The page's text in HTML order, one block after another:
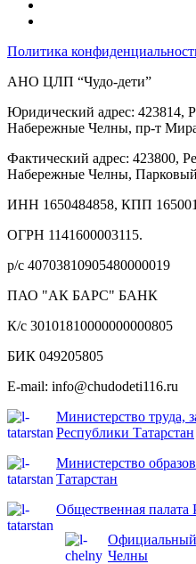
Политика
АНО ЦЛП “Чудо-дети”
Юридический адрес: 423814,
Набережные Челны, пр-т
Фактический адрес: 423800,
Набережные Челны,
ИНН 1650484858, КПП
ОГРН 1141600003115.
р/с 40703810905480000019
ПАО "АК БАРС" БАНК
К/с 30101810000000000805
БИК 049205805
E-mail: info@chudodeti116.ru
Министерство труда,
Республики Татарстан
Министерство
Татарстан
Общественная палата
Официальный
Челны